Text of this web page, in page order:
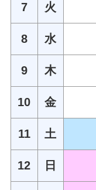
7 火
8 水
9 木
10 金
11 土
12 日